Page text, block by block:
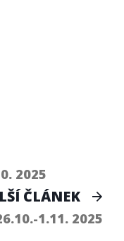
2025
ČLÁNEK
1.11. 2025